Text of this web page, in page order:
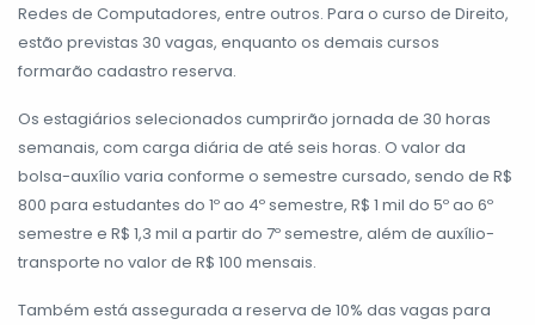
Redes de Computadores, entre outros. Para o curso de Direito,
estão previstas 30 vagas, enquanto os demais cursos
formarão cadastro reserva.
Os estagiários selecionados cumprirão jornada de 30 horas
semanais, com carga diária de até seis horas. O valor da
bolsa-auxílio varia conforme o semestre cursado, sendo de R$
800 para estudantes do 1º ao 4º semestre, R$ 1 mil do 5º ao 6º
semestre e R$ 1,3 mil a partir do 7º semestre, além de auxílio-
transporte no valor de R$ 100 mensais.
Também está assegurada a reserva de 10% das vagas para